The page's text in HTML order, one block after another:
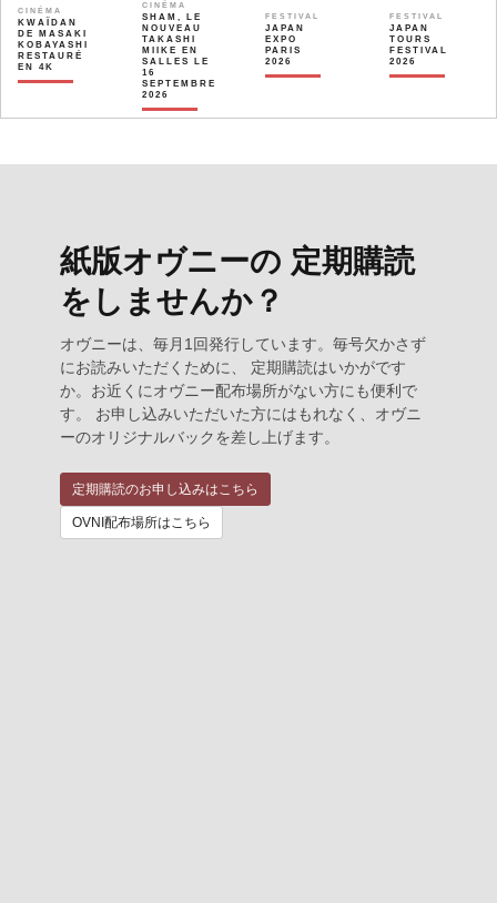
CINÉMA
KWAÏDAN
DE MASAKI
KOBAYASHI
RESTAURÉ
EN 4K
CINÉMA
SHAM, LE
NOUVEAU
TAKASHI
MIIKE EN
SALLES LE
16
SEPTEMBRE
2026
FESTIVAL
JAPAN
EXPO
PARIS
2026
FESTIVAL
JAPAN
TOURS
FESTIVAL
2026
紙版オヴニーの 定期購読
をしませんか？
オヴニーは、毎月1回発行しています。毎号欠かさず
にお読みいただくために、 定期購読はいかがです
か。お近くにオヴニー配布場所がない方にも便利で
す。 お申し込みいただいた方にはもれなく、オヴニ
ーのオリジナルバックを差し上げます。
定期購読のお申し込みはこちら
OVNI配布場所はこちら